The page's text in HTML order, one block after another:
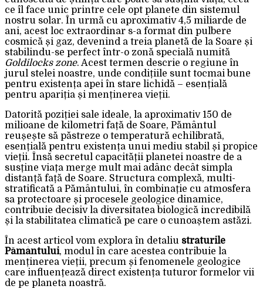
ce îl face unic printre cele opt planete din sistemul
nostru solar. În urmă cu aproximativ 4,5 miliarde de
ani, acest loc extraordinar s-a format din pulbere
cosmică și gaz, devenind a treia planetă de la Soare și
stabilindu-se perfect într-o zonă specială numită
Goldilocks zone. Acest termen descrie o regiune în
jurul stelei noastre, unde condițiile sunt tocmai bune
pentru existența apei în stare lichidă – esențială
pentru apariția și menținerea vieții.
Datorită poziției sale ideale, la aproximativ 150 de
milioane de kilometri față de Soare, Pământul
reușește să păstreze o temperatură echilibrată,
esențială pentru existența unui mediu stabil și propice
vieții. Însă secretul capacității planetei noastre de a
susține viața merge mult mai adânc decât simpla
distanță față de Soare. Structura complexă, multi-
stratificată a Pământului, în combinație cu atmosfera
sa protectoare și procesele geologice dinamice,
contribuie decisiv la diversitatea biologică incredibilă
și la stabilitatea climatică pe care o cunoaștem astăzi.
În acest articol vom explora în detaliu straturile
Pământului, modul în care acestea contribuie la
menținerea vieții, precum și fenomenele geologice
care influențează direct existența tuturor formelor vii
de pe planeta noastră.